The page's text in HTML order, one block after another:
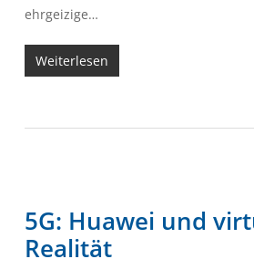
ehrgeizige…
Weiterlesen
5G: Huawei und
Realität